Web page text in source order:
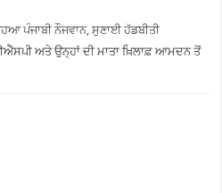
ਪੰਜਾਬੀ ਨੌਜਵਾਨ, ਸੁਣਾਈ ਹੱਡਬੀਤੀ
ਅਤੇ ਉਨ੍ਹਾਂ ਦੀ ਮਾਤਾ ਖ਼ਿਲਾਫ਼ ਆਮਦਨ ਤੋਂ